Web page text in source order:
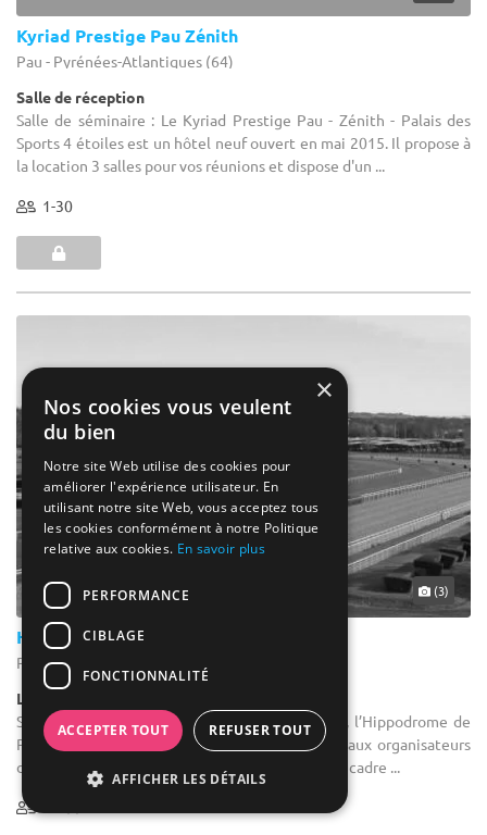
Kyriad Prestige Pau Zénith
Pau - Pyrénées-Atlantiques (64)
Salle de réception
Salle de séminaire : Le Kyriad Prestige Pau - Zénith - Palais des
Sports 4 étoiles est un hôtel neuf ouvert en mai 2015. Il propose à
la location 3 salles pour vos réunions et dispose d'un ...
1-30
(3)
Hippodrome de Pau
Pau - Pyrénées-Atlantiques (64)
Lieux
Salle de séminaire : Site prestigieux et original, l’Hippodrome de
Pau ouvre toute l’année ses espaces réceptifs aux organisateurs
d’événements professionnels ou festifs. Dans un cadre ...
×
Nos cookies vous veulent
du bien
Notre site Web utilise des cookies pour
améliorer l'expérience utilisateur. En
utilisant notre site Web, vous acceptez tous
les cookies conformément à notre Politique
relative aux cookies. En savoir plus
PERFORMANCE
CIBLAGE
FONCTIONNALITÉ
ACCEPTER TOUT REFUSER TOUT
AFFICHER LES DÉTAILS